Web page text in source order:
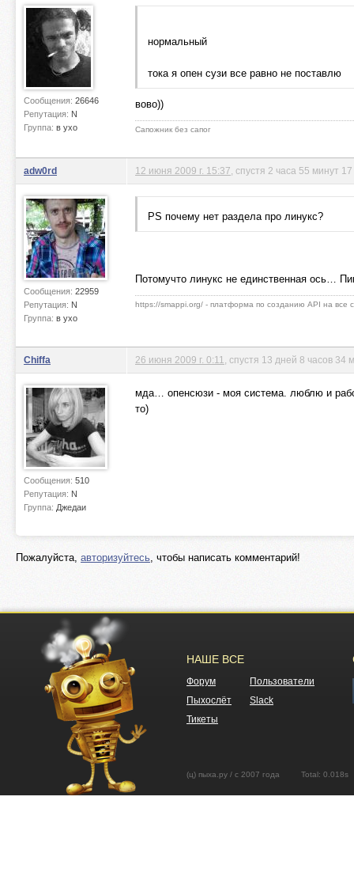
Сообщения: 26646
Репутация: N
Группа: в ухо
нормальный
тока я опен сузи все равно не поставлю
вово))
Сапожник без сапог
adw0rd
Сообщения: 22959
Репутация: N
Группа: в ухо
12 июня 2009 г. 15:37 , спустя 2 часа 55 минут
PS почему нет раздела про линукс?
Потомучто линукс не единственная ось…
https://smappi.org/ - платформа по созданию API на все
Chiffa
Сообщения: 510
Репутация: N
Группа: Джедаи
26 июня 2009 г. 0:11 , спустя 13 дней 8 часов 34
мда… опенсюзи - моя система. люблю и
то)
Пожалуйста, авторизуйтесь, чтобы написать комментарий!
НАШЕ ВСЕ
Форум
Пользователи
Пыхослёт
Slack
Тикеты
(ц) пыха.ру / с 2007 года Total: